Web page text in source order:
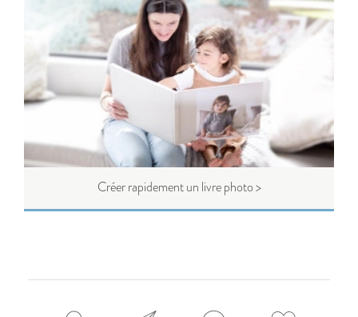
Créer rapidement un livre photo >